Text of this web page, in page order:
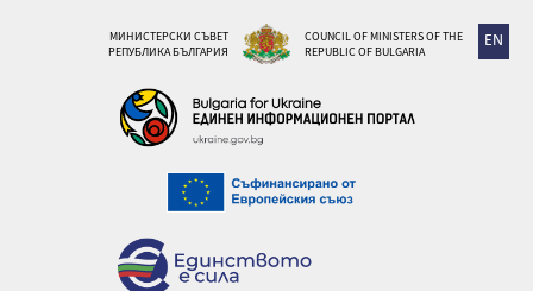
EN
МИНИСТЕРСКИ СЪВЕТ
РЕПУБЛИКА БЪЛГАРИЯ
COUNCIL OF MINISTERS OF THE
REPUBLIC OF BULGARIA